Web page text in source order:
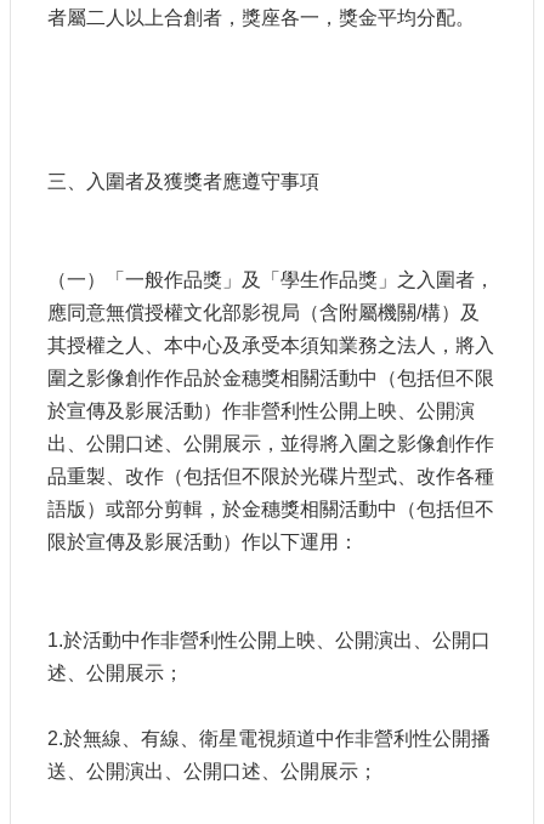
者屬二人以上合創者，獎座各一，獎金平均分配。
三、入圍者及獲獎者應遵守事項
（一）「一般作品獎」及「學生作品獎」之入圍者，
應同意無償授權文化部影視局（含附屬機關/構）及
其授權之人、本中心及承受本須知業務之法人，將入
圍之影像創作作品於金穗獎相關活動中（包括但不限
於宣傳及影展活動）作非營利性公開上映、公開演
出、公開口述、公開展示，並得將入圍之影像創作作
品重製、改作（包括但不限於光碟片型式、改作各種
語版）或部分剪輯，於金穗獎相關活動中（包括但不
限於宣傳及影展活動）作以下運用：
1.於活動中作非營利性公開上映、公開演出、公開口
述、公開展示；
2.於無線、有線、衛星電視頻道中作非營利性公開播
送、公開演出、公開口述、公開展示；